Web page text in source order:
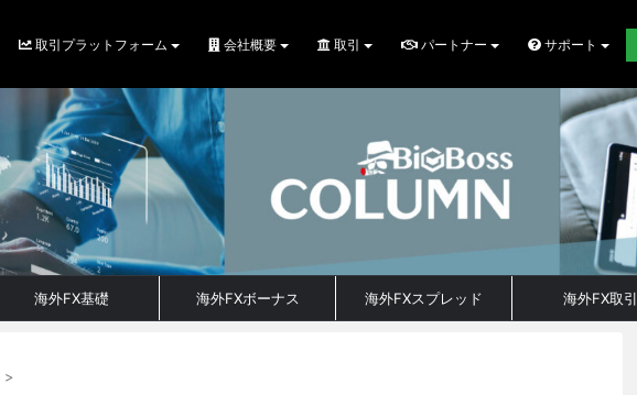
取引プラットフォーム 会社概要 取引 パートナー サポート
海外FX基礎 海外FXボーナス 海外FXスプレッド 海外FX取引
>